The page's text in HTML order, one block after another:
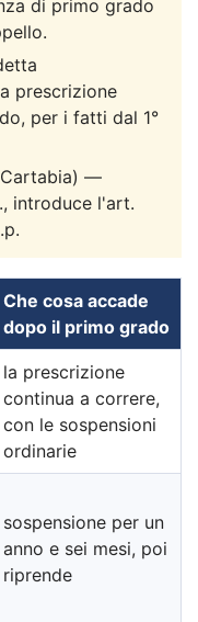
di primo grado
prescrizione
per i fatti dal 1°
—
introduce l'art.
Che cosa accade
dopo il primo grado
la prescrizione
continua a correre,
con le sospensioni
ordinarie
sospensione per un
anno e sei mesi, poi
riprende